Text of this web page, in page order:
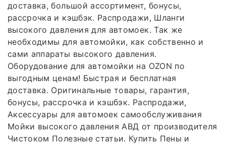
доставка, большой ассортимент, бонусы,
рассрочка и кэшбэк. Распродажи, Шланги
высокого давления для автомоек. Так же
необходимы для автомойки, как собственно и
сами аппараты высокого давления.
Оборудование для автомойки на OZON по
выгодным ценам! Быстрая и бесплатная
доставка. Оригинальные товары, гарантия,
бонусы, рассрочка и кэшбэк. Распродажи,
Аксессуары для автомоек самообслуживания
Мойки высокого давления АВД от производителя
Чистоком Полезные статьи. Купить Пены и